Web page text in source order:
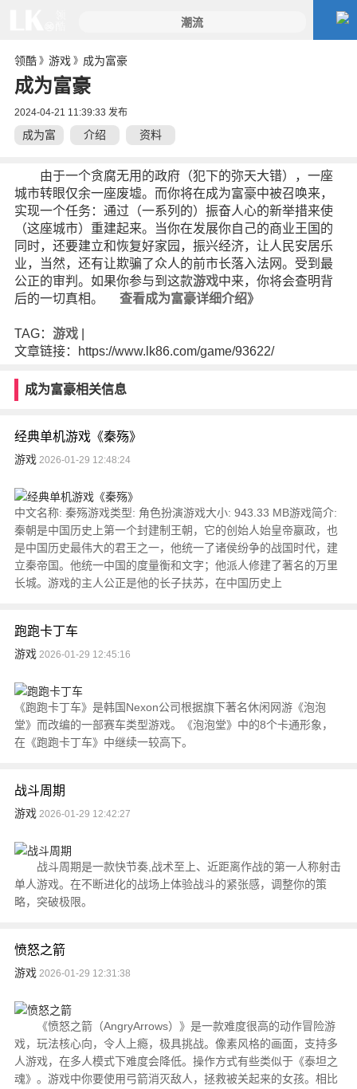
领酷》 游戏》 成为富豪
成为富豪
2024-04-21 11:39:33 发布
成为富
介绍 资料
由于一个贪腐无用的政府（犯下的弥天大错），一座
城市转眼仅余一座废墟。而你将在成为富豪中被召唤来，
实现一个任务：通过（一系列的）振奋人心的新举措来使
（这座城市）重建起来。当你在发展你自己的商业王国的
同时，还要建立和恢复好家园，振兴经济，让人民安居乐
业，当然，还有让欺骗了众人的前市长落入法网。受到最
公正的审判。如果你参与到这款游戏中来，你将会查明背
后的一切真相。 查看成为富豪详细介绍》
TAG： 游戏|
文章链接：https://www.lk86.com/game/93622/
成为富豪相关信息
经典单机游戏《秦殇》
游戏2026-01-29 12:48:24
中文名称: 秦殇游戏类型: 角色扮演游戏大小: 943.33 MB游戏简介:
秦朝是中国历史上第一个封建制王朝，它的创始人始皇帝嬴政，也
是中国历史最伟大的君王之一，他统一了诸侯纷争的战国时代，建
立秦帝国。他统一中国的度量衡和文字；他派人修建了著名的万里
长城。游戏的主人公正是他的长子扶苏，在中国历史上
跑跑卡丁车
游戏2026-01-29 12:45:16
《跑跑卡丁车》是韩国Nexon公司根据旗下著名休闲网游《泡泡
堂》而改编的一部赛车类型游戏。《泡泡堂》中的8个卡通形象，
在《跑跑卡丁车》中继续一较高下。
战斗周期
游戏2026-01-29 12:42:27
战斗周期是一款快节奏,战术至上、近距离作战的第一人称射击
单人游戏。在不断进化的战场上体验战斗的紧张感，调整你的策
略，突破极限。
愤怒之箭
游戏2026-01-29 12:31:38
《愤怒之箭（AngryArrows）》是一款难度很高的动作冒险游
戏，玩法核心向，令人上瘾，极具挑战。像素风格的画面，支持多
人游戏，在多人模式下难度会降低。操作方式有些类似于《泰坦之
魂》。游戏中你要使用弓箭消灭敌人，拯救被关起来的女孩。相比